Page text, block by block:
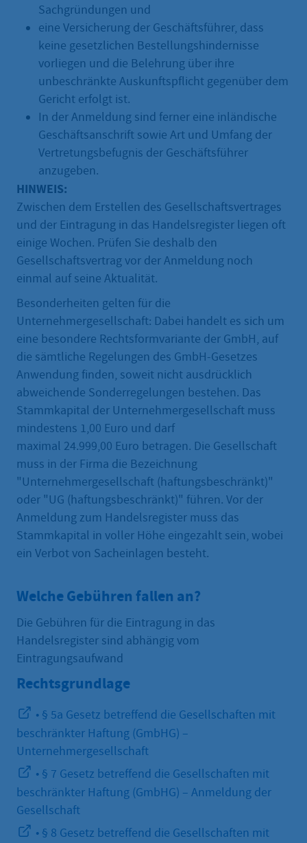
Sachgründungen und
eine Versicherung der Geschäftsführer, dass
keine gesetzlichen Bestellungshindernisse
vorliegen und die Belehrung über ihre
unbeschränkte Auskunftspflicht gegenüber dem
Gericht erfolgt ist.
In der Anmeldung sind ferner eine inländische
Geschäftsanschrift sowie Art und Umfang der
Vertretungsbefugnis der Geschäftsführer
anzugeben.
HINWEIS:
Zwischen dem Erstellen des Gesellschaftsvertrages
und der Eintragung in das Handelsregister liegen oft
einige Wochen. Prüfen Sie deshalb den
Gesellschaftsvertrag vor der Anmeldung noch
einmal auf seine Aktualität.
Besonderheiten gelten für die
Unternehmergesellschaft: Dabei handelt es sich um
eine besondere Rechtsformvariante der GmbH, auf
die sämtliche Regelungen des GmbH-Gesetzes
Anwendung finden, soweit nicht ausdrücklich
abweichende Sonderregelungen bestehen. Das
Stammkapital der Unternehmergesellschaft muss
mindestens 1,00 Euro und darf
maximal 24.999,00 Euro betragen. Die Gesellschaft
muss in der Firma die Bezeichnung
"Unternehmergesellschaft (haftungsbeschränkt)"
oder "UG (haftungsbeschränkt)" führen. Vor der
Anmeldung zum Handelsregister muss das
Stammkapital in voller Höhe eingezahlt sein, wobei
ein Verbot von Sacheinlagen besteht.
Welche Gebühren fallen an?
Die Gebühren für die Eintragung in das
Handelsregister sind abhängig vom
Eintragungsaufwand
Rechtsgrundlage
• § 5a Gesetz betreffend die Gesellschaften mit
beschränkter Haftung (GmbHG) –
Unternehmergesellschaft
• § 7 Gesetz betreffend die Gesellschaften mit
beschränkter Haftung (GmbHG) – Anmeldung der
Gesellschaft
• § 8 Gesetz betreffend die Gesellschaften mit